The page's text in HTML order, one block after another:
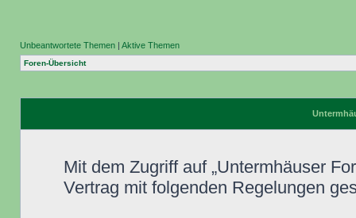
Unbeantwortete Themen | Aktive Themen
Foren-Übersicht
Mit dem Zugriff auf „Untermhäuser
Vertrag mit folgenden Regelungen